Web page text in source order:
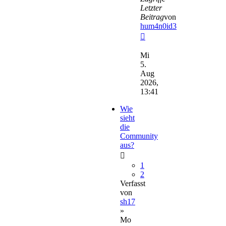
Letzter
Beitragvon
hum4n0id3
Beitrag
Mi
5.
Aug
2026,
13:41
Wie
sieht
die
Community
aus?
1
2
Verfasst
von
sh17
»
Mo